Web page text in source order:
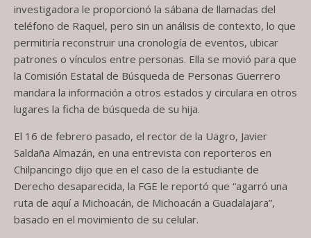
investigadora le proporcionó la sábana de llamadas del
teléfono de Raquel, pero sin un análisis de contexto, lo que
permitiría reconstruir una cronología de eventos, ubicar
patrones o vínculos entre personas. Ella se movió para que
la Comisión Estatal de Búsqueda de Personas Guerrero
mandara la información a otros estados y circulara en otros
lugares la ficha de búsqueda de su hija.
El 16 de febrero pasado, el rector de la Uagro, Javier
Saldaña Almazán, en una entrevista con reporteros en
Chilpancingo dijo que en el caso de la estudiante de
Derecho desaparecida, la FGE le reportó que “agarró una
ruta de aquí a Michoacán, de Michoacán a Guadalajara”,
basado en el movimiento de su celular.